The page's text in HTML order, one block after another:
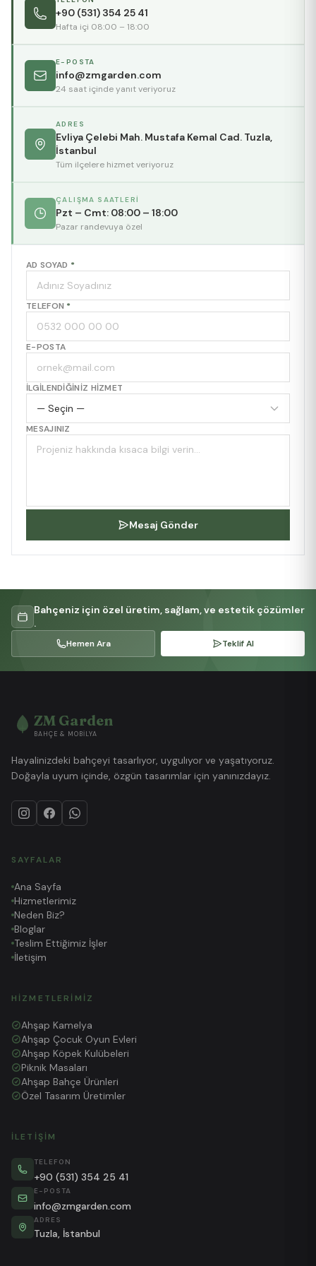
+90 (531) 354 25 41
Hafta içi 08:00 – 18:00
E-POSTA
info@zmgarden.com
24 saat içinde yanıt veriyoruz
ADRES
Evliya Çelebi Mah. Mustafa Kemal Cad. Tuzla,
İstanbul
Tüm ilçelere hizmet veriyoruz
ÇALIŞMA SAATLERI
Pzt – Cmt: 08:00 – 18:00
Pazar randevuya özel
AD SOYAD *
TELEFON *
E-POSTA
İLGILENDIĞINIZ HIZMET
MESAJINIZ
Mesaj Gönder
Bahçeniz için özel üretim, sağlam, ve estetik çözümler
.
Hemen Ara Teklif Al
ZM Garden
BAHÇE & MOBILYA
Hayalinizdeki bahçeyi tasarlıyor, uygulıyor ve yaşatıyoruz.
Doğayla uyum içinde, özgün tasarımlar için yanınızdayız.
SAYFALAR
Ana Sayfa
Hizmetlerimiz
Neden Biz?
Bloglar
Teslim Ettiğimiz İşler
İletişim
HIZMETLERIMIZ
Ahşap Kamelya
Ahşap Çocuk Oyun Evleri
Ahşap Köpek Kulübeleri
Piknik Masaları
Ahşap Bahçe Ürünleri
Özel Tasarım Üretimler
İLETIŞIM
TELEFON
+90 (531) 354 25 41
E-POSTA
info@zmgarden.com
ADRES
Tuzla, İstanbul